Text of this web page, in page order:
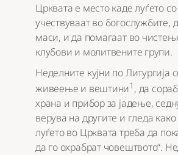
Црквата е место каде луѓето
учествуваат во богослужбите,
маси, и да помагаат во
клубови и молитвените групи.
Неделните кујни по Литургија
живеење и вештини1 , да
храна и прибор за јадење,
верува на другите и гледа
луѓето во Црквата треба да
да го охрабрат човештвото“.